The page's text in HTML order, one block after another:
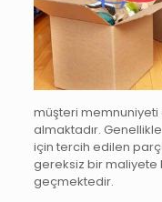
müşteri
almaktadır.
için tercih edilen
gereksiz bir maliyete
geçmektedir.